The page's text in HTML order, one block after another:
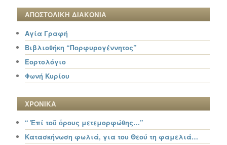
ΑΠΟΣΤΟΛΙΚΗ ΔΙΑΚΟΝΙΑ
Αγία Γραφή
Βιβλιοθήκη “Πορφυρογέννητος”
Εορτολόγιο
Φωνή Κυρίου
ΧΡΟΝΙΚΑ
“ Ἐπί τοῦ ὄρους μετεμορφώθης…”
Κατασκήνωση φωλιά, για του Θεού τη φαμελιά…